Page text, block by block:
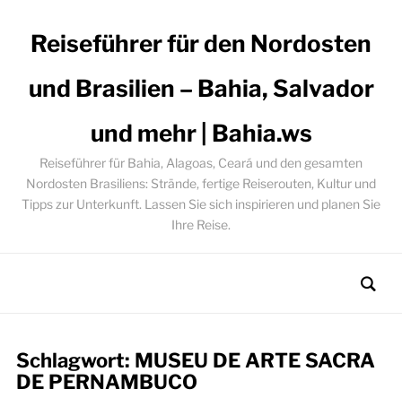
Reiseführer für den Nordosten
und Brasilien – Bahia, Salvador
und mehr | Bahia.ws
Reiseführer für Bahia, Alagoas, Ceará und den gesamten
Nordosten Brasiliens: Strände, fertige Reiserouten, Kultur und
Tipps zur Unterkunft. Lassen Sie sich inspirieren und planen Sie
Ihre Reise.
Schlagwort: MUSEU DE ARTE SACRA
DE PERNAMBUCO